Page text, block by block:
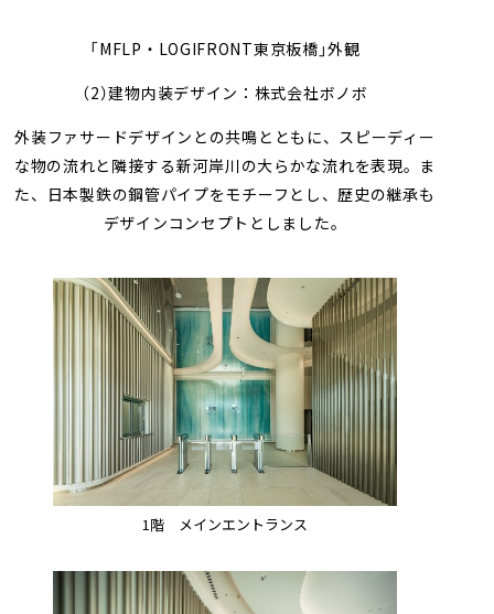
「 MFLP ・ LOGIFRONT東京板橋」外観
（ 2 ）建物内装デザイン：株式会社ボノボ
外装ファサードデザインとの共鳴とともに、スピーディー
な物の流れと隣接する新河岸川の大らかな流れを表現。ま
た、日本製鉄の鋼管パイプをモチーフとし、歴史の継承も
デザインコンセプトとしました。
1階 メインエントランス